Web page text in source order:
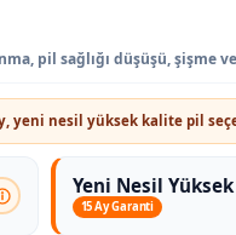
pil sağlığı düşüşü, şişme
yeni nesil yüksek kalite pil
Yeni Nesil
15 Ay Garanti